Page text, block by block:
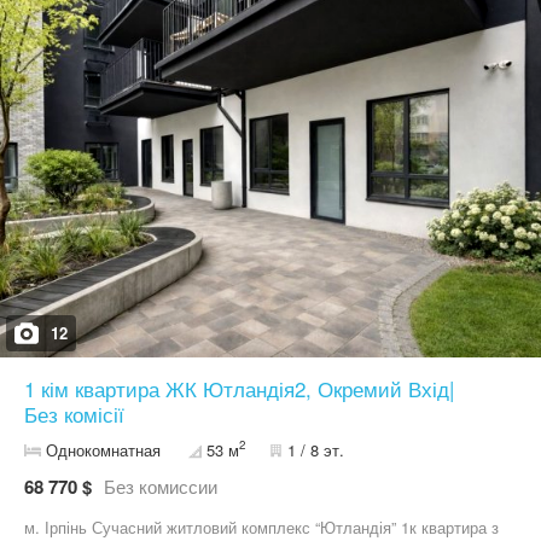
транспорту – обжитий будинок та доглянута територія Підходить
як для життя, так і під оренду! Телефонуйте зараз або пишіть
12
1 кім квартира ЖК Ютландія2, Окремий Вхід|
Без комісії
Однокомнатная 53 м2 1 / 8 эт.
68 770 $ Без комиссии
м. Ірпінь Сучасний житловий комплекс “Ютландія” 1к квартира з